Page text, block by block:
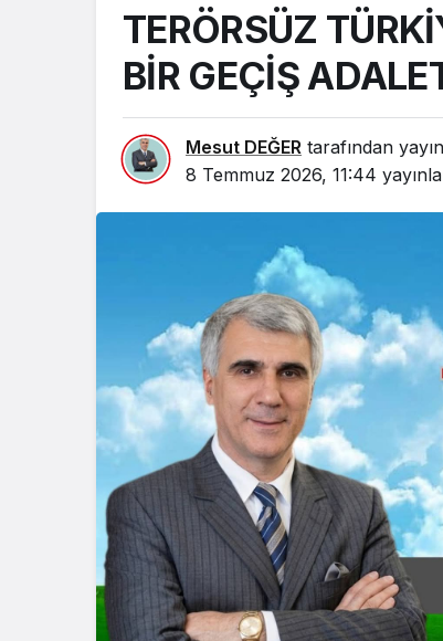
TERÖRSÜZ
BİR GEÇİŞ
Mesut DEĞER tarafından
8 Temmuz 2026, 11:44